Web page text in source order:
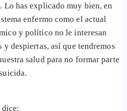
Lo has explicado muy bien, en
enfermo como el actual
y político no le interesan
y despiertas, así que tendremos
salud para no formar parte
dice: